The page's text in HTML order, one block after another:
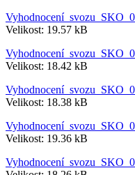
Velikost: 19.57 kB
Velikost: 18.42 kB
Velikost: 18.38 kB
Velikost: 19.36 kB